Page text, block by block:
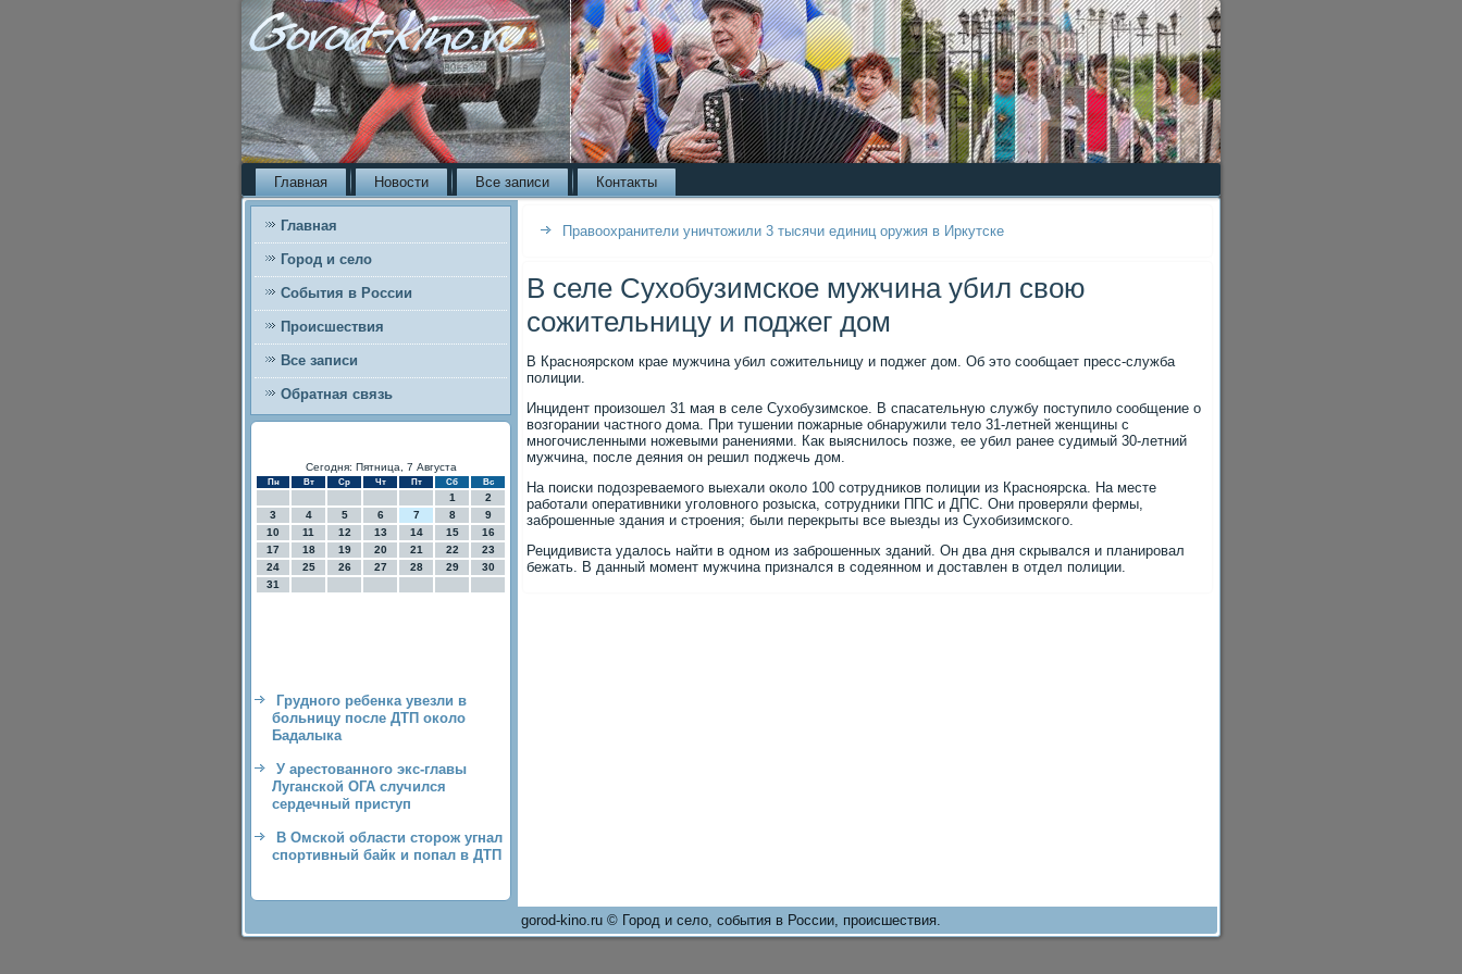
Главная Новости Все записи Контакты
Главная
Город и село
События в России
Происшествия
Все записи
Обратная связь
Сегодня: Пятница, 7 Августа
Пн Вт Ср Чт Пт Сб Вс
1
2
3
4 5 6 7 8
9
10
11 12 13 14 15
16
17
18 19 20 21 22
23
24
25 26 27 28 29
30
31
Грудного ребенка увезли в
больницу после ДТП около
Бадалыка
У арестованного экс-главы
Луганской ОГА случился
сердечный приступ
В Омской области сторож угнал
спортивный байк и попал в ДТП
Правоохранители уничтожили 3 тысячи единиц оружия в Иркутске
В селе Сухобузимское мужчина убил свою
сожительницу и поджег дом
В Красноярском крае мужчина убил сожительницу и поджег дом. Об это сообщает пресс-служба
полиции.
Инцидент произошел 31 мая в селе Сухобузимское. В спасательную службу поступило сообщение о
возгорании частного дома. При тушении пожарные обнаружили тело 31-летней женщины с
многочисленными ножевыми ранениями. Как выяснилось позже, ее убил ранее судимый 30-летний
мужчина, после деяния он решил поджечь дом.
На поиски подозреваемого выехали около 100 сотрудников полиции из Красноярска. На месте
работали оперативники уголовного розыска, сотрудники ППС и ДПС. Они проверяли фермы,
заброшенные здания и строения; были перекрыты все выезды из Сухобизимского.
Рецидивиста удалось найти в одном из заброшенных зданий. Он два дня скрывался и планировал
бежать. В данный момент мужчина признался в содеянном и доставлен в отдел полиции.
gorod-kino.ru © Город и село, события в России, происшествия.